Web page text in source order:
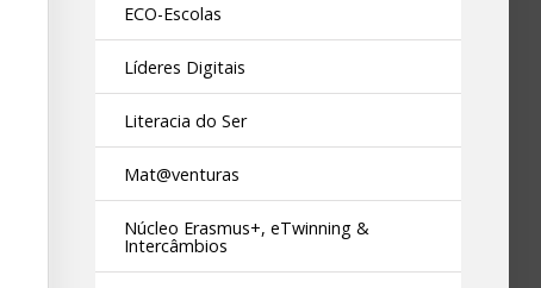
ECO-Escolas
Líderes Digitais
Literacia do Ser
Mat@venturas
Núcleo Erasmus+, eTwinning &
Intercâmbios